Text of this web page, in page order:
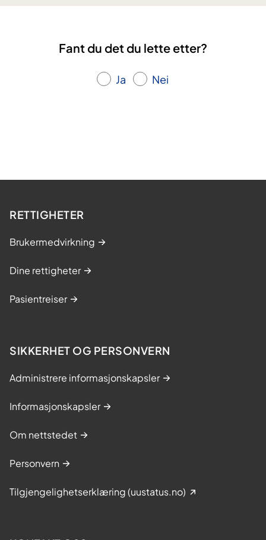
r
o
k
r
e
Fant du det du lette etter?
Ja Nei
RETTIGHETER
Brukermedvirkning
Dine rettigheter
Pasientreiser
SIKKERHET OG PERSONVERN
Administrere informasjonskapsler
Informasjonskapsler
Om nettstedet
Personvern
Tilgjengelighetserklæring (uustatus.no)